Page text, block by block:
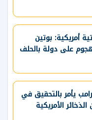
أمريكية: بوتين
على دولة بالحلف
يأمر بالتحقيق في
الأمريكية